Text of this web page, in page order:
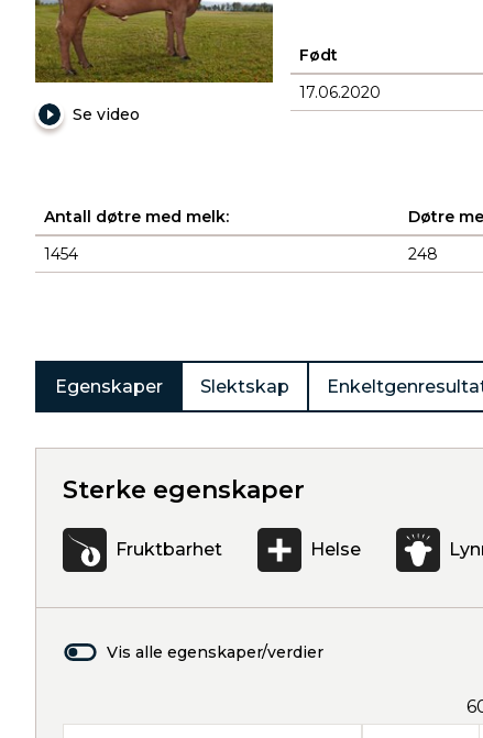
Se video
Født
17.06.2020
Antall døtre med melk: Døtre
1454
248
Egenskaper Slektskap
Sterke egenskaper
Fruktbarhet Helse
Vis alle egenskaper/verdier